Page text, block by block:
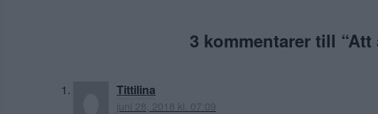
3 kommentarer till “Att
Tittilina
juni 28, 2018 kl. 07:09